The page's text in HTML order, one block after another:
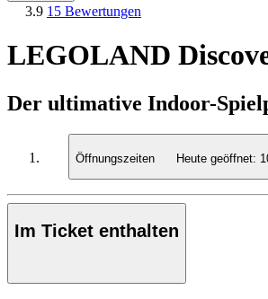
3.9 15 Bewertungen
LEGOLAND
Der ultimative Indoor-
Öffnungszeiten Heute geöffnet:
Im Ticket enthalten